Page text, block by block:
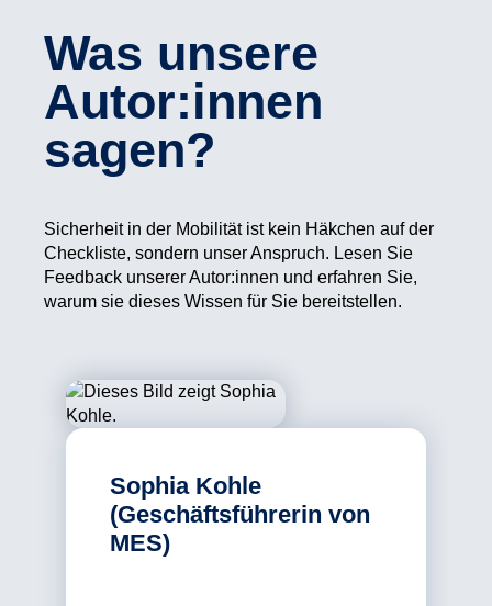
Was unsere
Autor:innen
sagen?
Sicherheit in der Mobilität ist kein Häkchen auf der
Checkliste, sondern unser Anspruch. Lesen Sie
Feedback unserer Autor:innen und erfahren Sie,
warum sie dieses Wissen für Sie bereitstellen.
Sophia Kohle
(Geschäftsführerin von
MES)